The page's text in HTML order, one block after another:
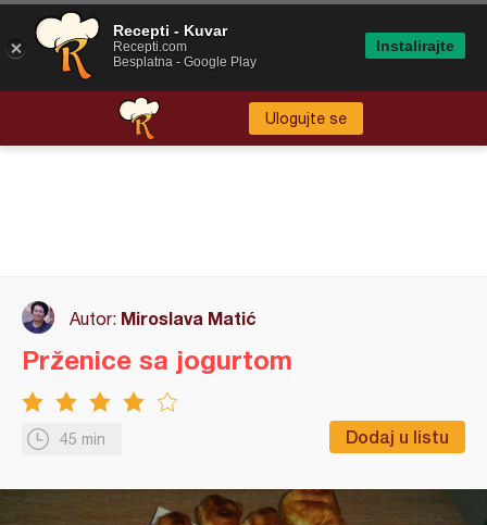
Ulogujte se
Autor: Miroslava Matić
45 min Dodaj u listu
Prženice sa jogurtom
Recepti - Kuvar
Recepti.com
Besplatna - Google Play
Instalirajte